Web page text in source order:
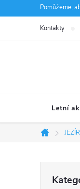
na
Pomůžeme,
Kontakty
Letní
Domů
kategorie